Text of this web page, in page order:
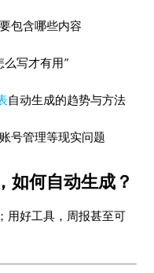
包含哪些内容
么写才有用”
自动生成的趋势与方法
号管理等现实问题
如何自动生成？
用好工具，周报甚至可